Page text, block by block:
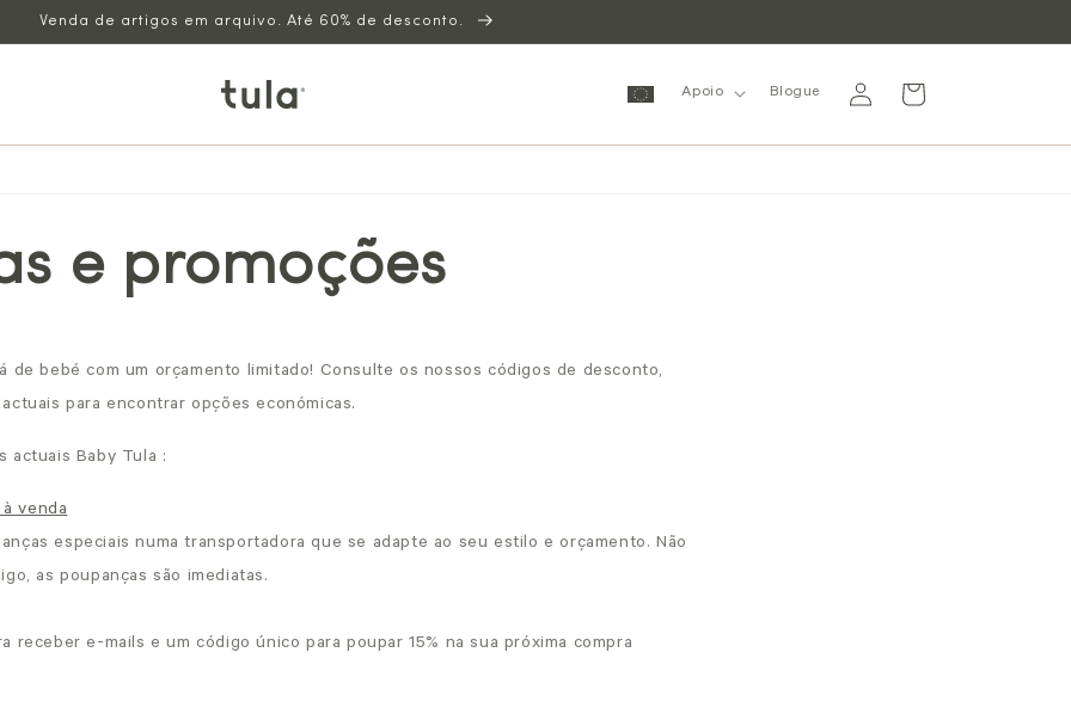
Venda de artigos em arquivo. Até 60% de desconto.
Apoio Blogue
sessão
Carrinho
e promoções
de bebé com um orçamento limitado! Consulte os nossos códigos de desconto,
para encontrar opções económicas.
actuais Baby Tula :
venda
especiais numa transportadora que se adapte ao seu estilo e orçamento. Não
as poupanças são imediatas.
receber e-mails e um código único para poupar 15% na sua próxima compra